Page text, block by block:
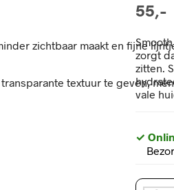
55,-
zorgt
zitten.
vale
✓
zichtbaar maakt en fijne
textuur te geven,